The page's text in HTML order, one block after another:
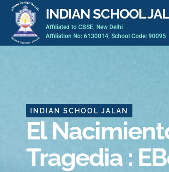
Skip
content
INDIAN SCHOOL
Affiliated to CBSE, New Delhi
Affiliation No: 6130014, School Code: 90095
INDIAN SCHOOL JALAN
El
Tragedia :